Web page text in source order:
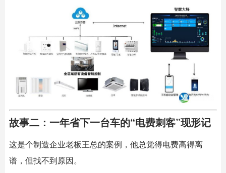
故事二：一年省下一台车的“电费刺客”现形记
这是个制造企业老板王总的案例，他总觉得电费高得离
谱，但找不到原因。